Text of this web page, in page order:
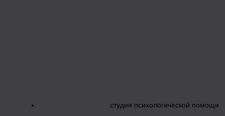
студия психологической помощи